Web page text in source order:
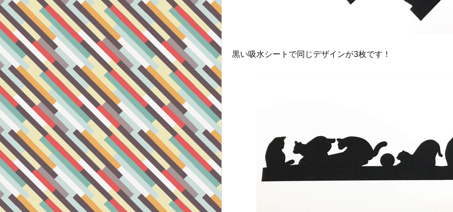
黒い吸水シートで同じデザインが3枚です！